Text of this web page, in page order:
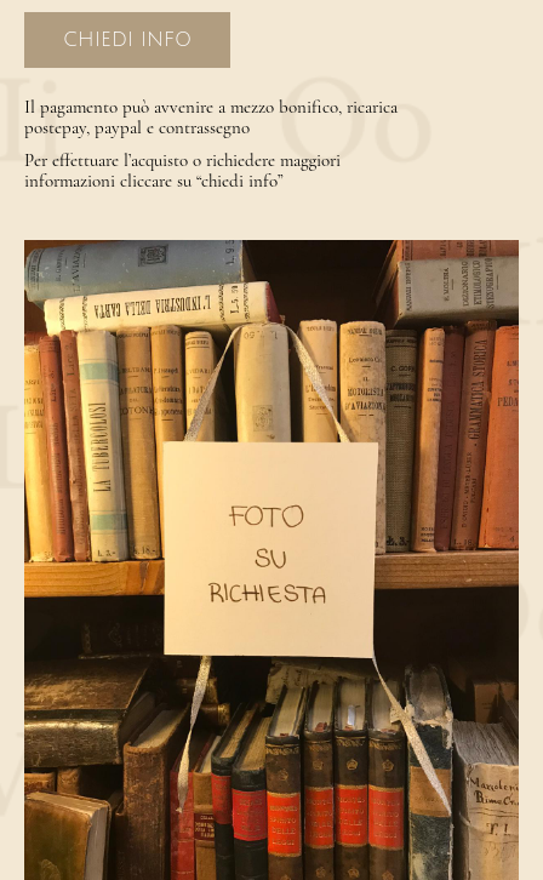
CHIEDI INFO
Il pagamento può avvenire a mezzo bonifico, ricarica
postepay, paypal e contrassegno
Per effettuare l’acquisto o richiedere maggiori
informazioni cliccare su “chiedi info”